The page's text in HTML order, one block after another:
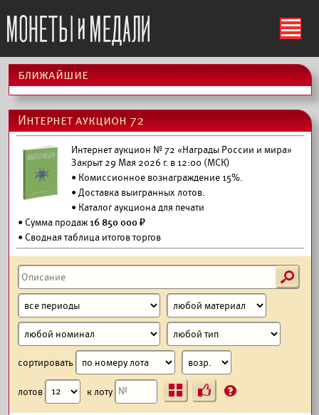
ś
ближайшие
Интернет аукцион 72
Интернет аукцион № 72 «Награды России и мира»
Закрыт 29 Мая 2026 г. в 12:00 (МСК)
• Комиссионное вознаграждение 15%.
•Доставка выигранных лотов.
• Каталог аукциона для печати
• Сумма продаж16 850 000 ₽
• Сводная таблица итогов торгов
s
сортировать
лотов к лоту Ъ ?